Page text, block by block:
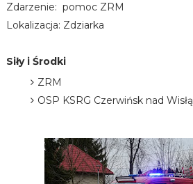
Zdarzenie: pomoc ZRM
Lokalizacja: Zdziarka
Siły i Środki
ZRM
OSP KSRG Czerwińsk nad Wisłą